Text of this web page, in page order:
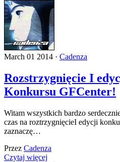
March 01 2014 · Cadenza
Rozstrzygnięcie I
Konkursu GFCenter!
Witam wszystkich bardzo
czas na roztrzygnięcieI edycji
zaznaczę…
Przez Cadenza
Czytaj więcej